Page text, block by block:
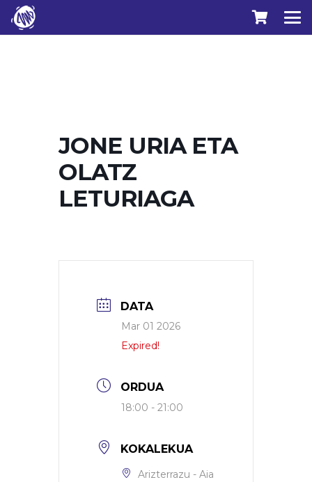
JONE URIA ETA
OLATZ
LETURIAGA
DATA
Mar 01 2026
Expired!
ORDUA
18:00 - 21:00
KOKALEKUA
Arizterrazu - Aia